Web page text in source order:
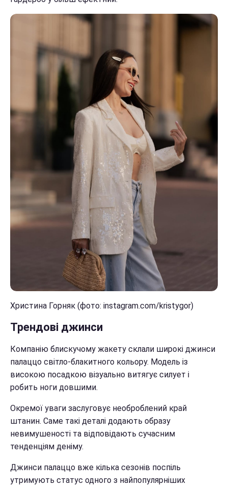
Христина Горняк (фото: instagram.com/kristygor)
Трендові джинси
Компанію блискучому жакету склали широкі джинси
палаццо світло-блакитного кольору. Модель із
високою посадкою візуально витягує силует і
робить ноги довшими.
Окремої уваги заслуговує необроблений край
штанин. Саме такі деталі додають образу
невимушеності та відповідають сучасним
тенденціям деніму.
Джинси палаццо вже кілька сезонів поспіль
утримують статус одного з найпопулярніших